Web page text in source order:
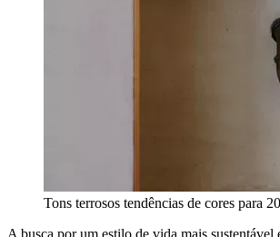
Tons terrosos tendências de cores para
A busca por um estilo de vida mais